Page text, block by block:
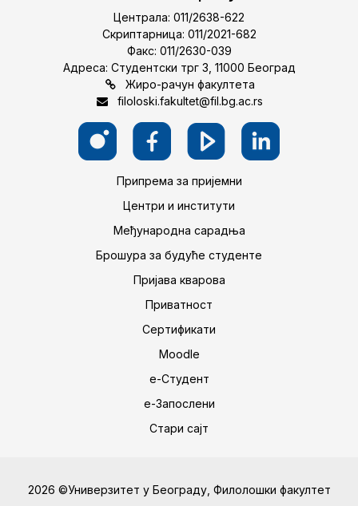
Централа: 011/2638-622
Скриптарница: 011/2021-682
Факс: 011/2630-039
Адреса: Студентски трг 3, 11000 Београд
Жиро-рачун факултета
filoloski.fakultet@fil.bg.ac.rs
Припрема за пријемни
Центри и институти
Међународна сарадња
Брошура за будуће студенте
Пријава кварова
Приватност
Сертификати
Moodle
е-Студент
е-Запослени
Стари сајт
2026 ©Универзитет у Београду, Филолошки факултет